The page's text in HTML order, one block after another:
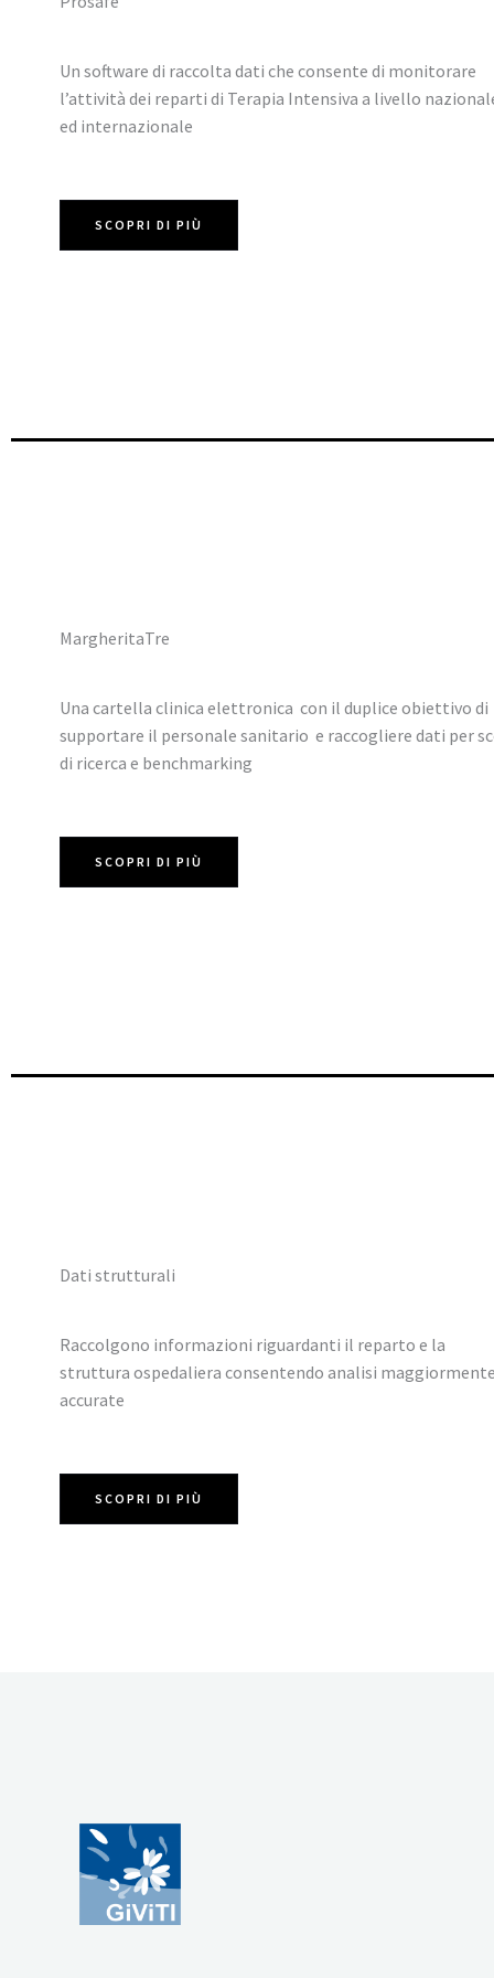
Un software di raccolta dati che consente di monitorare
l’attività dei reparti di Terapia Intensiva a livello
ed internazionale
SCOPRI DI PIÙ
MargheritaTre
Una cartella clinica elettronica con il duplice obiettivo di
supportare il personale sanitario e raccogliere dati per
di ricerca e benchmarking
SCOPRI DI PIÙ
Dati strutturali
Raccolgono informazioni riguardanti il reparto e la
struttura ospedaliera consentendo analisi
accurate
SCOPRI DI PIÙ